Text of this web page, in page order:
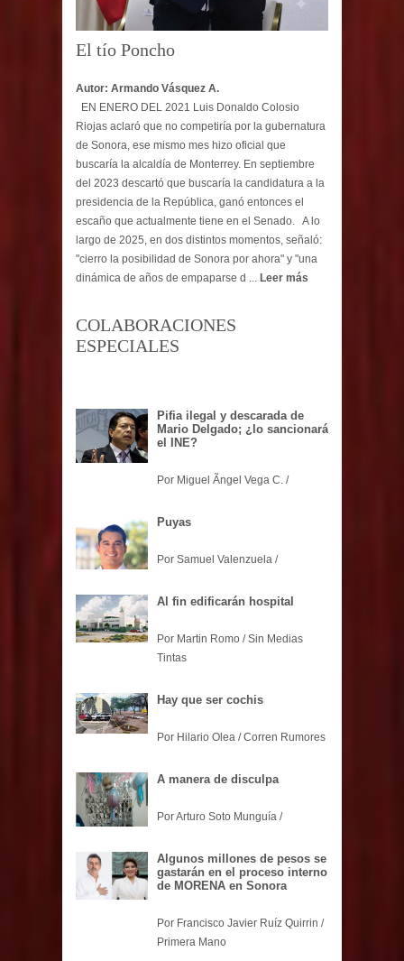
El tío Poncho
Autor: Armando Vásquez A.
EN ENERO DEL 2021 Luis Donaldo Colosio
Riojas aclaró que no competiría por la gubernatura
de Sonora, ese mismo mes hizo oficial que
buscaría la alcaldía de Monterrey. En septiembre
del 2023 descartó que buscaría la candidatura a la
presidencia de la República, ganó entonces el
escaño que actualmente tiene en el Senado. A lo
largo de 2025, en dos distintos momentos, señaló:
"cierro la posibilidad de Sonora por ahora" y "una
dinámica de años de empaparse d ... Leer más
COLABORACIONES
ESPECIALES
Pifia ilegal y descarada de
Mario Delgado; ¿lo sancionará
el INE?
Por Miguel Ãngel Vega C. /
Puyas
Por Samuel Valenzuela /
Al fin edificarán hospital
Por Martin Romo / Sin Medias
Tintas
Hay que ser cochis
Por Hilario Olea / Corren Rumores
A manera de disculpa
Por Arturo Soto Munguía /
Algunos millones de pesos se
gastarán en el proceso interno
de MORENA en Sonora
Por Francisco Javier Ruíz Quirrin /
Primera Mano